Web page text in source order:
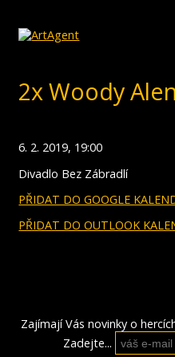
2x Woody Alen
6. 2. 2019, 19:00
Divadlo Bez Zábradlí
PŘIDAT DO GOOGLE
PŘIDAT DO OUTLOOK
Zajímají Vás novinky o
Zadejte...